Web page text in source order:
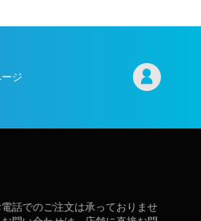
ジ
話でのご注文は承っておりませ